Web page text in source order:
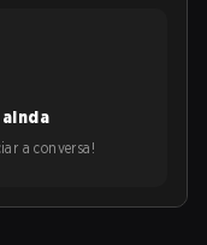
a conversa!